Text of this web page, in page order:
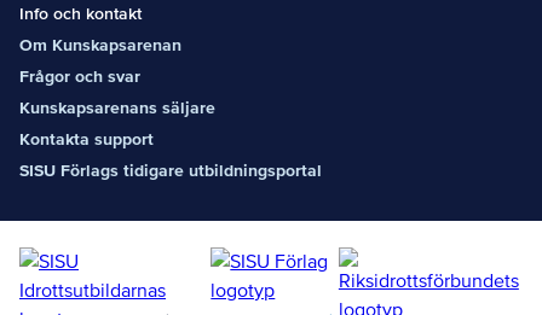
Info och kontakt
Om Kunskapsarenan
Frågor och svar
Kunskapsarenans säljare
Kontakta support
SISU Förlags tidigare utbildningsportal